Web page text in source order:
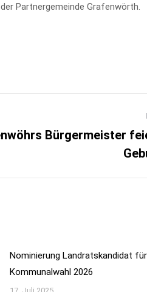
Partnergemeinde Grafenwörth.
Bürgermeister
Nominierung Landratskandidat
Kommunalwahl 2026